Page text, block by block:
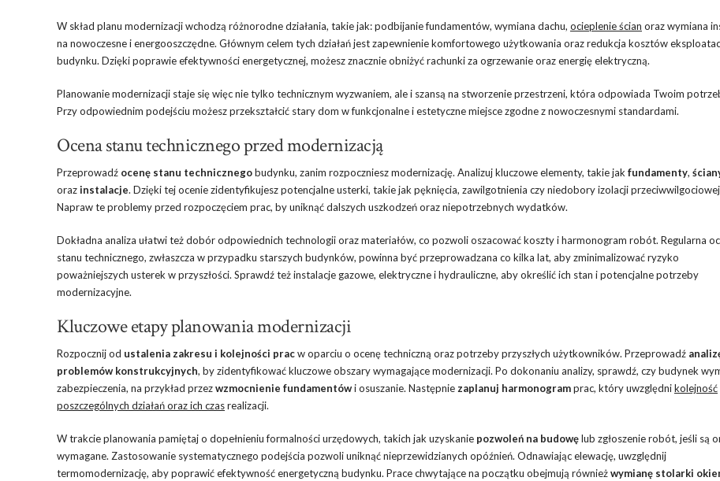
W skład planu modernizacji wchodzą różnorodne działania, takie jak: podbijanie fundamentów, wymiana dachu, ocieplenie ścian oraz wymiana
na nowoczesne i energooszczędne. Głównym celem tych działań jest zapewnienie komfortowego użytkowania oraz redukcja kosztów
budynku. Dzięki poprawie efektywności energetycznej, możesz znacznie obniżyć rachunki za ogrzewanie oraz energię elektryczną.
Planowanie modernizacji staje się więc nie tylko technicznym wyzwaniem, ale i szansą na stworzenie przestrzeni, która odpowiada Twoim
Przy odpowiednim podejściu możesz przekształcić stary dom w funkcjonalne i estetyczne miejsce zgodne z nowoczesnymi standardami.
Ocena stanu technicznego przed modernizacją
Przeprowadź ocenę stanu technicznegobudynku, zanim rozpoczniesz modernizację. Analizuj kluczowe elementy, takie jak fundamenty,
orazinstalacje. Dzięki tej ocenie zidentyfikujesz potencjalne usterki, takie jak pęknięcia, zawilgotnienia czy niedobory izolacji
Napraw te problemy przed rozpoczęciem prac, by uniknąć dalszych uszkodzeń oraz niepotrzebnych wydatków.
Dokładna analiza ułatwi też dobór odpowiednich technologii oraz materiałów, co pozwoli oszacować koszty i harmonogram robót. Regularna
stanu technicznego, zwłaszcza w przypadku starszych budynków, powinna być przeprowadzana co kilka lat, aby zminimalizować ryzyko
poważniejszych usterek w przyszłości. Sprawdź też instalacje gazowe, elektryczne i hydrauliczne, aby określić ich stan i potencjalne potrzeby
modernizacyjne.
Kluczowe etapy planowania modernizacji
Rozpocznij od ustalenia zakresu i kolejności pracw oparciu o ocenę techniczną oraz potrzeby przyszłych użytkowników. Przeprowadź
problemów konstrukcyjnych, by zidentyfikować kluczowe obszary wymagające modernizacji. Po dokonaniu analizy, sprawdź, czy budynek
zabezpieczenia, na przykład przezwzmocnienie fundamentówi osuszanie. Następnie zaplanuj harmonogramprac, który uwzględnikolejność
poszczególnych działań oraz ich czasrealizacji.
W trakcie planowania pamiętaj o dopełnieniu formalności urzędowych, takich jak uzyskanie pozwoleń na budowęlub zgłoszenie robót, jeśli są
wymagane. Zastosowanie systematycznego podejścia pozwoli uniknąć nieprzewidzianych opóźnień. Odnawiając elewację, uwzględnij
termomodernizację, aby poprawić efektywność energetyczną budynku. Prace chwytające na początku obejmują równieżwymianę stolarki